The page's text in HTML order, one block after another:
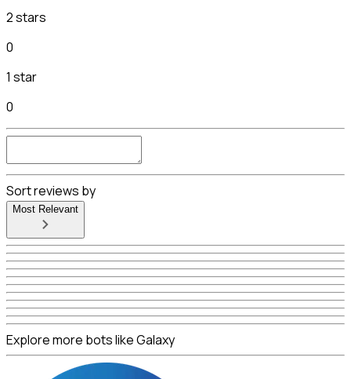
2 stars
0
1 star
0
Sort reviews by
Most Relevant
Explore more bots like Galaxy